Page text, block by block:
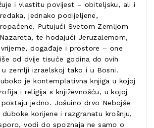
i vlastitu povijest – obiteljsku, ali i
jednako podijeljene,
Putujući Svetom Zemljom
te hodajući Jeruzalemom,
događaje i prostore – one
od dvije tisuće godina do ovih
u zemlji izraelskoj tako i u Bosni.
je kontemplativna knjiga u kojoj
i religija s književnošću, u kojoj
jedno. Jošuino drvo Nebojše
duboke korijene i razgranatu krošnju,
vodi do spoznaja ne samo o